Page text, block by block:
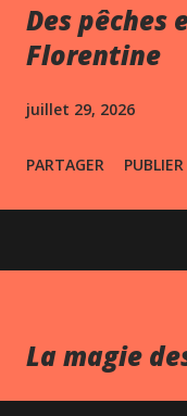
Des pêches
Florentine
juillet 29, 2026
PARTAGER
La magie